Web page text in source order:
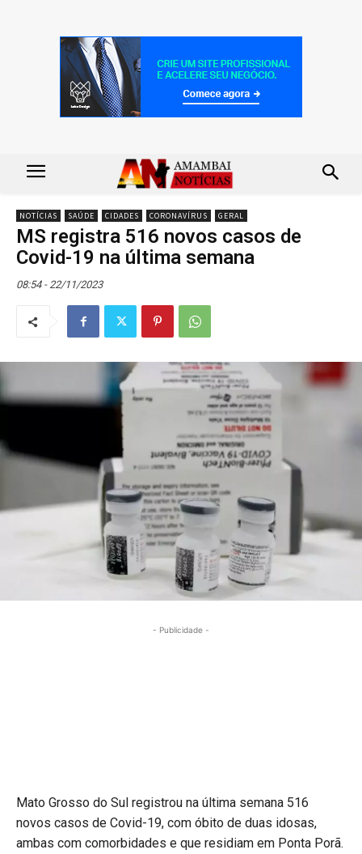
NOTÍCIAS SAÚDE CIDADES CORONAVÍRUS GERAL
MS registra 516 novos casos de
Covid-19 na última semana
08:54 - 22/11/2023
- Publicidade -
Mato Grosso do Sul registrou na última semana 516
novos casos de Covid-19, com óbito de duas idosas,
ambas com comorbidades e que residiam em Ponta Porã.